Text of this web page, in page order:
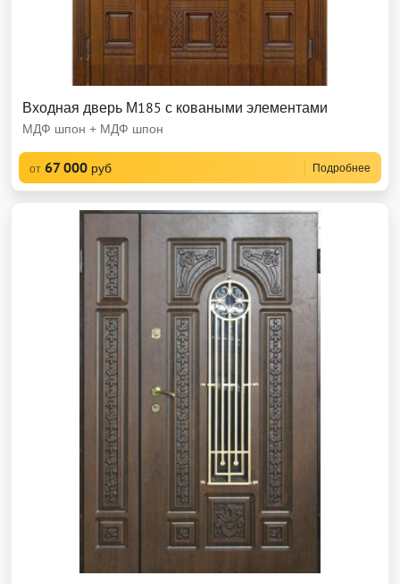
Входная дверь М185 с коваными элементами
МДФ шпон + МДФ шпон
от 67 000 руб Подробнее